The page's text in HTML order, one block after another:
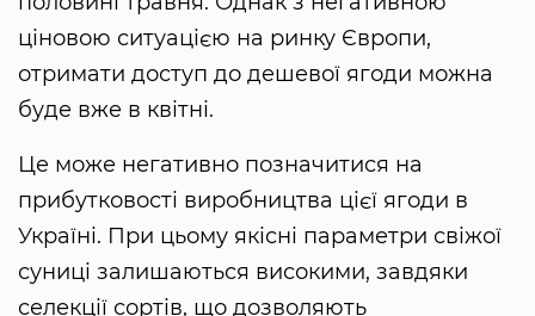
ціновою ситуацією на ринку Європи,
отримати доступ до дешевої ягоди можна
буде вже в квітні.
Це може негативно позначитися на
прибутковості виробництва цієї ягоди в
Україні. При цьому якісні параметри свіжої
суниці залишаються високими, завдяки
селекції сортів, що дозволяють